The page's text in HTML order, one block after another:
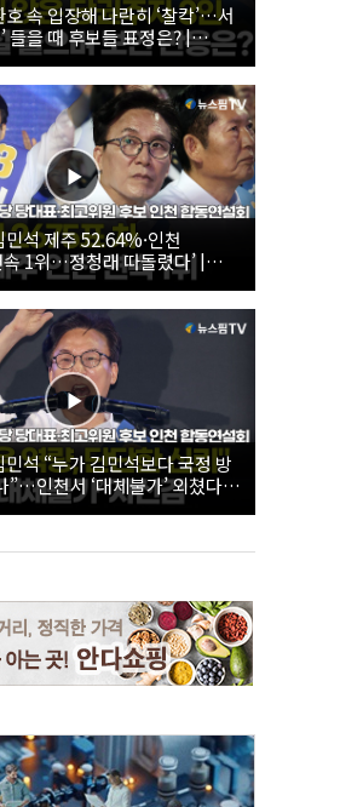
속 입장해 나란히 ‘찰칵’…서
들을 때 후보들 표정은? |
민주당 당대표·최고위원 후
설회
석 제주 52.64%·인천
1위…정청래 따돌렸다’ |
민주당 당대표·최고위원 후
설회
석 “누가 김민석보다 국정 방
”…인천서 ‘대체불가’ 외쳤다 |
민주당 당대표·최고위원 후